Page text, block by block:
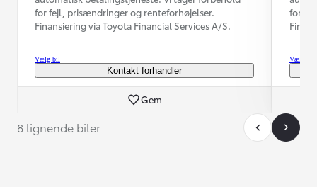
for fejl, prisændringer og renteforhøjelser.
Finansiering via Toyota Financial Services A/S.
Vælg bil
Kontakt forhandler
Gem
for
Vælg bil
8 lignende biler